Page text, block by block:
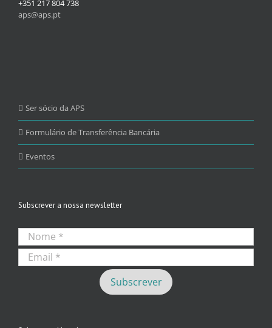
+351 217 804 738
aps@aps.pt
Ser sócio da APS
Formulário de Transferência Bancária
Eventos
Subscrever a nossa newsletter